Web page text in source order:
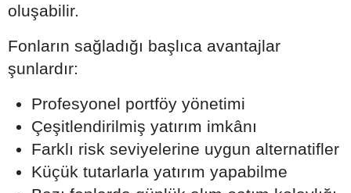
oluşabilir.
Fonların sağladığı başlıca avantajlar
şunlardır:
Profesyonel portföy yönetimi
Çeşitlendirilmiş yatırım imkânı
Farklı risk seviyelerine uygun alternatifler
Küçük tutarlarla yatırım yapabilme